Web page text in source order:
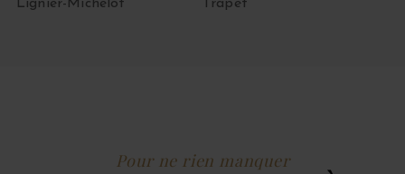
Lignier-Michelot Trapet
Pour ne rien manquer